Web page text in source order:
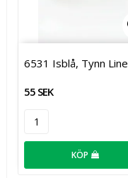
6531 Isblå, Tynn Line
55 SEK
KÖP